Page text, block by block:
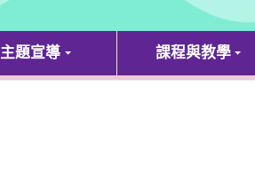
主題宣導 課程與教學